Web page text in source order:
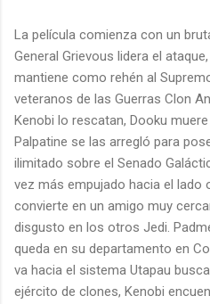
La película comienza con un
General Grievous lidera el
mantiene como rehén al
veteranos de las Guerras Clon
Kenobi lo rescatan, Dooku
Palpatine se las arregló para
ilimitado sobre el Senado
vez más empujado hacia el lado
convierte en un amigo muy
disgusto en los otros Jedi.
queda en su departamento en
va hacia el sistema Utapau
ejército de clones, Kenobi